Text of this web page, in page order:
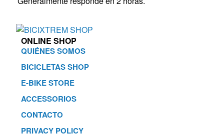
ONLINE SHOP
QUIÉNES SOMOS
BICICLETAS SHOP
E-BIKE STORE
ACCESSORIOS
CONTACTO
PRIVACY POLICY